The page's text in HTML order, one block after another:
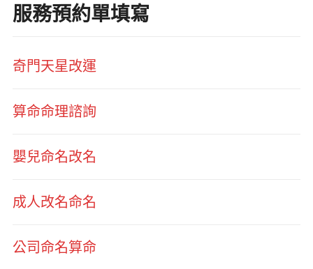
服務預約單填寫
奇門天星改運
算命命理諮詢
嬰兒命名改名
成人改名命名
公司命名算命